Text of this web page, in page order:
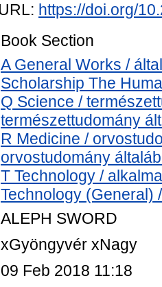
https://doi.org/
Book Section
A General Works /
Scholarship The
Q Science /
természettudomány
R Medicine /
orvostudomány
T Technology /
Technology (General)
ALEPH SWORD
xGyöngyvér xNagy
09 Feb 2018 11:18